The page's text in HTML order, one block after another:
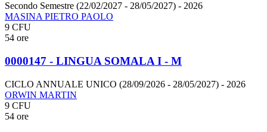
Secondo Semestre (22/02/2027 - 28/05/2027) - 2026
MASINA PIETRO PAOLO
9 CFU
54 ore
0000147 - LINGUA SOMALA I - M
CICLO ANNUALE UNICO (28/09/2026 - 28/05/2027) - 2026
ORWIN MARTIN
9 CFU
54 ore